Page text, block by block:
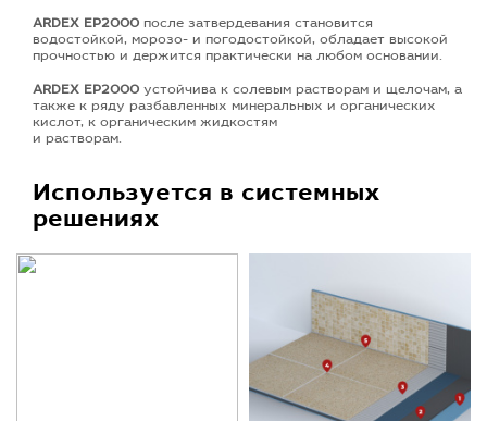
ARDEX EP2000 после затвердевания становится
водостойкой, морозо- и погодостойкой, обладает высокой
прочностью и держится практически на любом основании.
ARDEX EP2000 устойчива к солевым растворам и щелочам, а
также к ряду разбавленных минеральных и органических
кислот, к органическим жидкостям
и растворам.
Используется в системных
решениях